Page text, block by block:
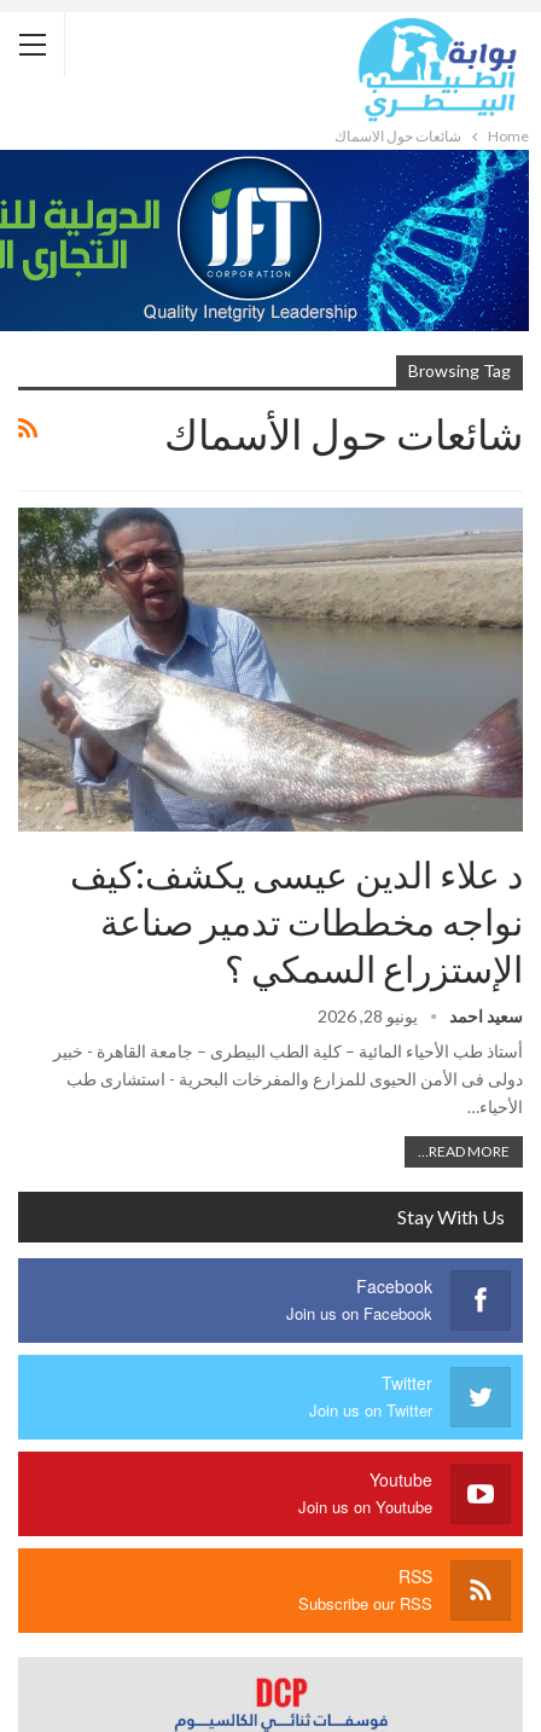
Home شائعات حول الأسماك
Browsing Tag
شائعات حول الأسماك
د علاء الدين عيسى يكشف:كيف
نواجه مخططات تدمير صناعة
الإستزراع السمكي ؟
سعيد احمد
يونيو 28, 2026
أستاذ طب الأحياء المائية – كلية الطب البيطرى – جامعة القاهرة - خبير
دولى فى الأمن الحيوى للمزارع والمفرخات البحرية - استشارى طب
الأحياء…
READ MORE...
Stay With Us
Facebook
Join us on Facebook
Twitter
Join us on Twitter
Youtube
Join us on Youtube
RSS
Subscribe our RSS